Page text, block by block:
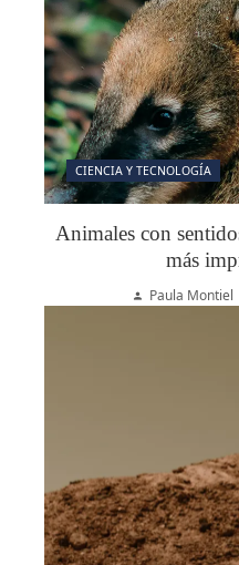
CIENCIA Y TECNOLOGÍA
Animales con
más
Paula Montiel